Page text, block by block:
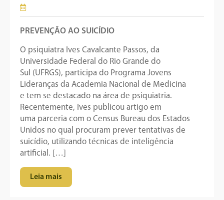
PREVENÇÃO AO SUICÍDIO
O psiquiatra Ives Cavalcante Passos, da
Universidade Federal do Rio Grande do
Sul (UFRGS), participa do Programa Jovens
Lideranças da Academia Nacional de Medicina
e tem se destacado na área de psiquiatria.
Recentemente, Ives publicou artigo em
uma parceria com o Census Bureau dos Estados
Unidos no qual procuram prever tentativas de
suicídio, utilizando técnicas de inteligência
artificial. […]
Leia mais